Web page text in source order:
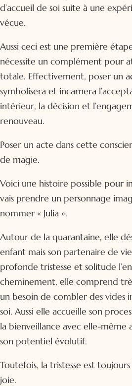
d’accueil de soi suite à une
vécue.
Aussi ceci est une première
nécessite un complément pour
totale. Effectivement, poser un
symbolisera et incarnera
intérieur, la décision et
renouveau.
Poser un acte dans cette
de magie.
Voici une histoire possible pour
vais prendre un personnage
nommer « Julia ».
Autour de la quarantaine, elle
enfant mais son partenaire de
profonde tristesse et solitude
cheminement, elle comprend
un besoin de combler des vides
soi. Aussi elle accueille son
la bienveillance avec elle-même
son potentiel évolutif.
Toutefois, la tristesse est toujours
joie.